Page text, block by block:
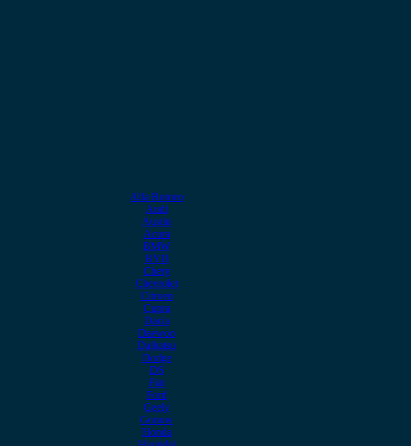
Alfa Romeo
Audi
Austin
Acura
BMW
BYD
Chery
Chevrolet
Citroen
Cupra
Dacia
Daewoo
Daihatsu
Dodge
DS
Fiat
Ford
Geely
Gonow
Honda